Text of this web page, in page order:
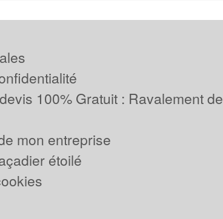
100% Gratuit : Ravalement de
mon entreprise
étoilé